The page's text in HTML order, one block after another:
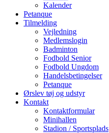
Kalender
Petanque
Tilmelding
Vejledning
Medlemslogin
Badminton
Fodbold Senior
Fodbold Ungdom
Handelsbetingelser
Petanque
Ørslev tøj og udstyr
Kontakt
Kontaktformular
Minihallen
Stadion / Sportsplads